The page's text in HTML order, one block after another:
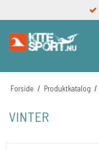
Forside / Produktkatalog /
VINTER